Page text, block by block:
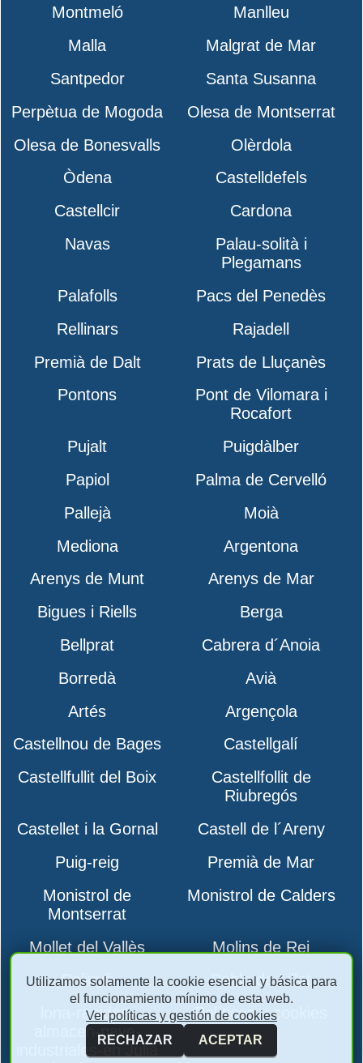
Montmeló
Manlleu
Malla
Malgrat de Mar
Santpedor
Santa Susanna
Perpètua de Mogoda
Olesa de Montserrat
Olesa de Bonesvalls
Olèrdola
Òdena
Castelldefels
Castellcir
Cardona
Navas
Palau-solità i
Plegamans
Palafolls
Pacs del Penedès
Rellinars
Rajadell
Premià de Dalt
Prats de Lluçanès
Pontons
Pont de Vilomara i
Rocafort
Pujalt
Puigdàlber
Papiol
Palma de Cervelló
Pallejà
Moià
Mediona
Argentona
Arenys de Munt
Arenys de Mar
Bigues i Riells
Berga
Bellprat
Cabrera d´Anoia
Borredà
Avià
Artés
Argençola
Castellnou de Bages
Castellgalí
Castellfullit del Boix
Castellfollit de
Riubregós
Castellet i la Gornal
Castell de l´Areny
Puig-reig
Premià de Mar
Monistrol de
Montserrat
Monistrol de Calders
Mollet del Vallès
Molins de Rei
Polinyà
Pobla de Lillet
lona-rapidas-
almacen-nave-
industriales-en Julià
Políticas y cookies
Utilizamos solamente la cookie esencial y básica para
el funcionamiento mínimo de esta web.
Ver políticas y gestión de cookies
RECHAZAR
ACEPTAR